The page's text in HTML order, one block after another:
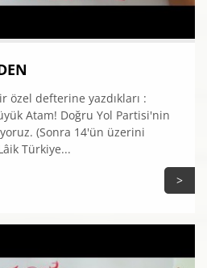
özel defterine yazdıkları :
Atam! Doğru Yol Partisi'nin
(Sonra 14'ün üzerini
Türkiye...
>